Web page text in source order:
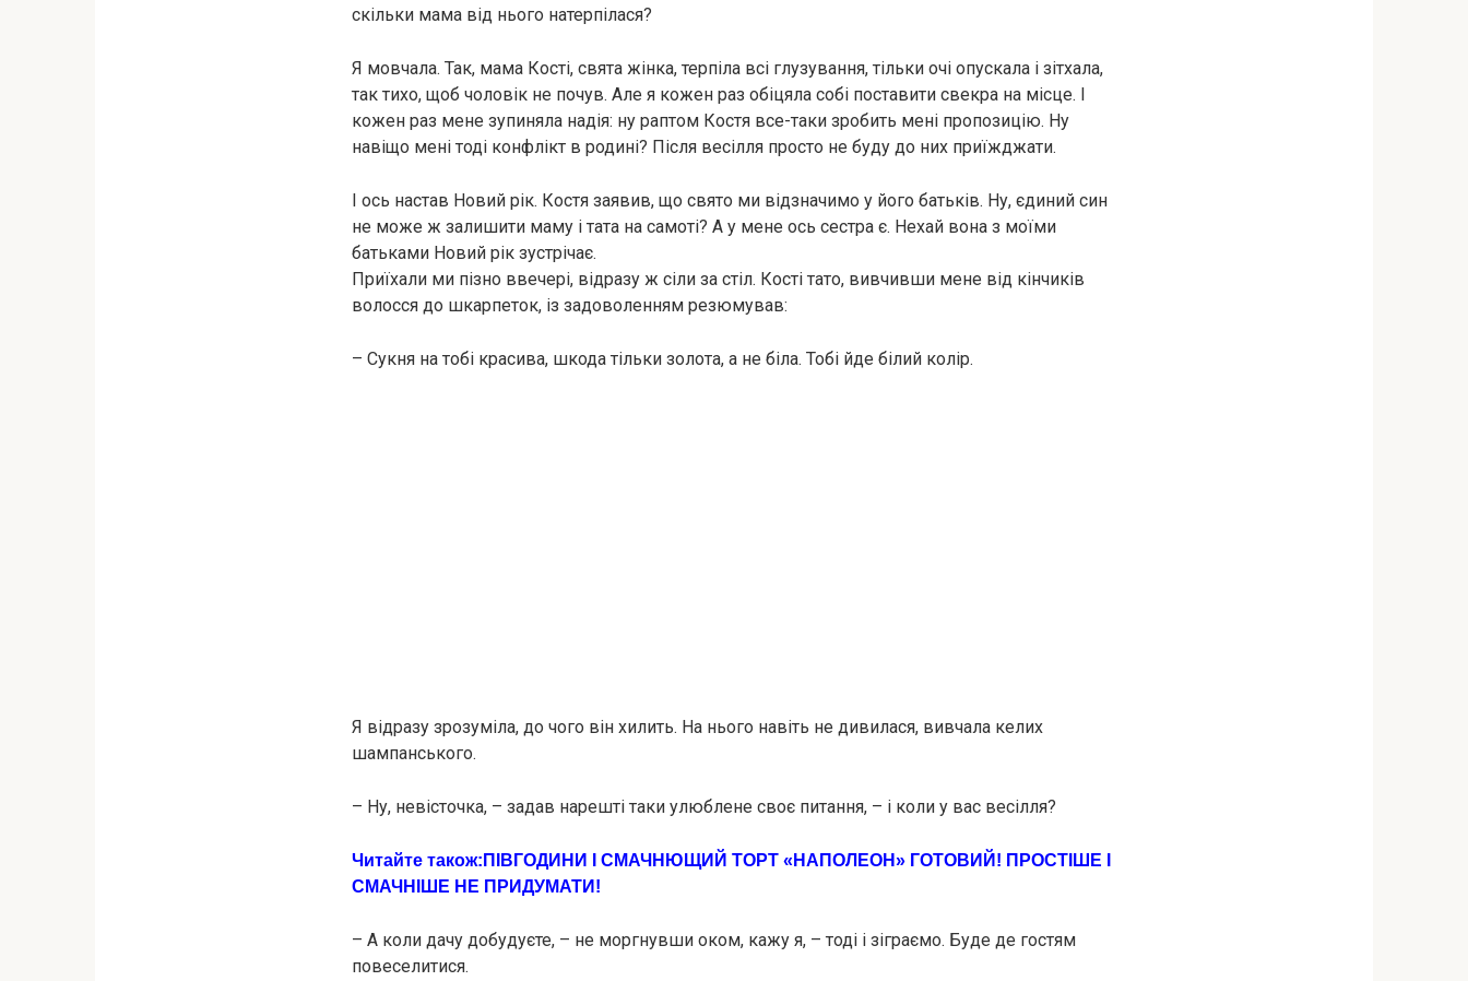
скільки мама від нього натерпілася?
Я мовчала. Так, мама Кості, свята жінка, терпіла всі глузування, тільки очі опускала і зітхала,
так тихо, щоб чоловік не почув. Але я кожен раз обіцяла собі поставити свекра на місце. І
кожен раз мене зупиняла надія: ну раптом Костя все-таки зробить мені пропозицію. Ну
навіщо мені тоді конфлікт в родині? Після весілля просто не буду до них приїжджати.
І ось настав Новий рік. Костя заявив, що свято ми відзначимо у його батьків. Ну, єдиний син
не може ж залишити маму і тата на самоті? А у мене ось сестра є. Нехай вона з моїми
батьками Новий рік зустрічає.
Приїхали ми пізно ввечері, відразу ж сіли за стіл. Кості тато, вивчивши мене від кінчиків
волосся до шкарпеток, із задоволенням резюмував:
– Сукня на тобі красива, шкода тільки золота, а не біла. Тобі йде білий колір.
Я відразу зрозуміла, до чого він хилить. На нього навіть не дивилася, вивчала келих
шaмпанcького.
– Ну, невісточка, – задав нарешті таки улюблене своє питання, – і коли у вас весілля?
Читайте також: ПІВГОДИНИ І СМАЧНЮЩИЙ ТОРТ «НАПОЛЕОН» ГОТОВИЙ! ПРОСТІШЕ І
СМАЧНІШЕ НЕ ПРИДУМАТИ!
– А коли дачу добудуєте, – не моргнувши оком, кажу я, – тоді і зіграємо. Буде де гостям
повеселитися.